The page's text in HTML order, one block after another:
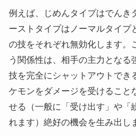
例えば、じめんタイプはでんき
ーストタイプはノーマルタイプ
の技をそれぞれ無効化します。
う関係性は、相手の主力となる
技を完全にシャットアウトでき
ケモンをダメージを受けること
せる（一般に「受け出す」や「
れます）絶好の機会を生み出し